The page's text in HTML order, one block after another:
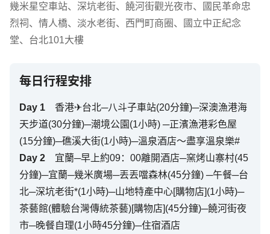
幾米星空車站、 深坑老街、 饒河街觀光夜市、
國民革命忠
烈祠 、 情人橋、 淡水老街、 西門町商圈 、
國立中正紀念
堂、 台北101大樓
每日行程安排
Day 1
香港✈台北─八斗子車站(20分鐘)─深澳漁港海
天步道(30分鐘)─潮境公園(1小時) ─正濱漁港彩色屋
(15分鐘)─礁溪大街(1小時)─溫泉酒店～盡享溫泉樂#
Day 2
宜蘭─早上約09：00離開酒店─窯烤山寨村(45
分鐘)─宜蘭─幾米廣場─丟丟噹森林(45分鐘) ─午餐─台
北─深坑老街*(1小時)─山地特產中心[購物店](1小時)─
茶藝館(體驗台灣傳統茶藝)[購物店](45分鐘)─饒河街夜
市─晚餐自理(1小時45分鐘)─住宿酒店